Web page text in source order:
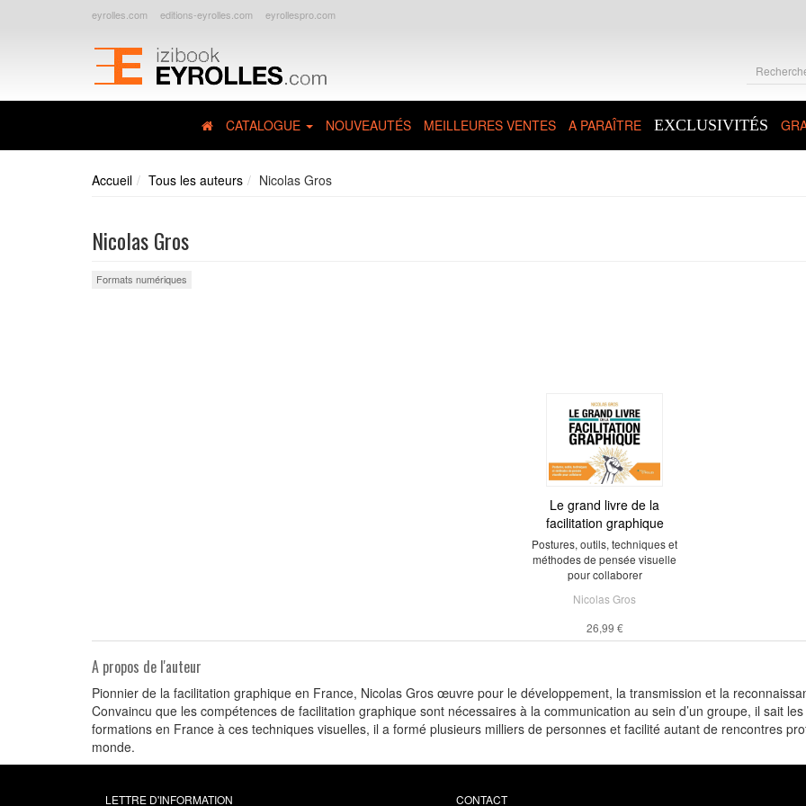
eyrolles.com editions-eyrolles.com eyrollespro.com
CATALOGUE NOUVEAUTÉS MEILLEURES VENTES A PARAÎTRE EXCLUSIVITÉS
Accueil Tous les auteurs Nicolas Gros
Nicolas Gros
Formats numériques
Le grand livre de la
facilitation graphique
Postures, outils, techniques et
méthodes de pensée visuelle
pour collaborer
Nicolas Gros
26,99 €
A propos de l'auteur
Pionnier de la facilitation graphique en France, Nicolas Gros œuvre pour le développement, la transmission et la
Convaincu que les compétences de facilitation graphique sont nécessaires à la communication au sein d’un groupe, il sait
formations en France à ces techniques visuelles, il a formé plusieurs milliers de personnes et facilité autant de rencontres
monde.
LETTRE D'INFORMATION CONTACT